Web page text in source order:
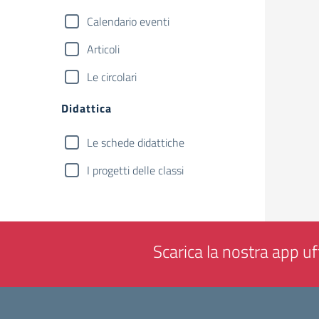
Calendario eventi
Articoli
Le circolari
Didattica
Le schede didattiche
I progetti delle classi
Scarica la nostra app